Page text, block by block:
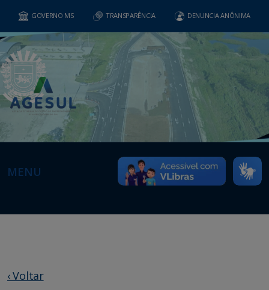
GOVERNO MS TRANSPARÊNCIA DENUNCIA ANÔNIMA
MENU
‹ Voltar